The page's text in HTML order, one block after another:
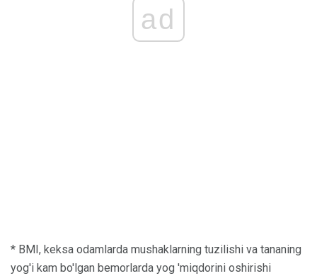
ad
* BMI, keksa odamlarda mushaklarning tuzilishi va tananing
yog'i kam bo'lgan bemorlarda yog 'miqdorini oshirishi